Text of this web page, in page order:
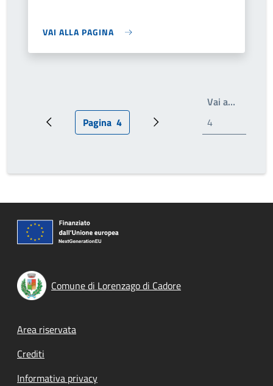
VAI ALLA PAGINA
Pagina precedentePagina attuale
Pagina 4 Prossima pagina
Vai a…
Comune di Lorenzago di Cadore
Footer menu
Area riservata
Crediti
Informativa privacy